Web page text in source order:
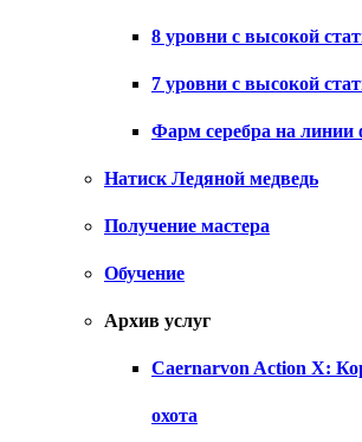
8 уровни с высокой
7 уровни с высокой
Фарм серебра на линии
Натиск Ледяной медведь
Получение мастера
Обучение
Архив услуг
Caernarvon Action X:
охота